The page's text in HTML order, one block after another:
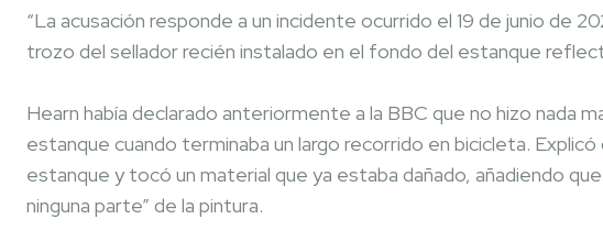
“La acusación responde a un incidente ocurrido el 19 de junio de
trozo del sellador recién instalado en el fondo del estanque
Hearn había declarado anteriormente a la BBC que no hizo nada
estanque cuando terminaba un largo recorrido en bicicleta.
estanque y tocó un material que ya estaba dañado, añadiendo
ninguna parte” de la pintura.